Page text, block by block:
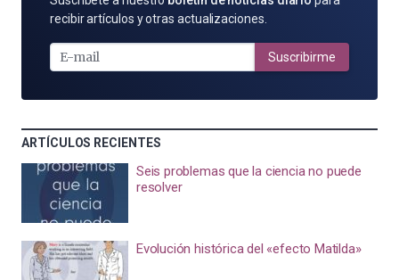
POR
MAIL
recibir artículos y otras actualizaciones.
Suscribirme
ARTÍCULOS RECIENTES
Seis problemas que la ciencia no puede
resolver
Evolución histórica del «efecto Matilda»